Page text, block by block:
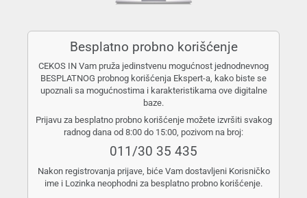
Besplatno probno korišćenje
CEKOS IN Vam pruža jedinstvenu mogućnost jednodnevnog
BESPLATNOG probnog korišćenja Ekspert-a, kako biste se
upoznali sa mogućnostima i karakteristikama ove digitalne
baze.
Prijavu za besplatno probno korišćenje možete izvršiti svakog
radnog dana od 8:00 do 15:00, pozivom na broj:
011/30 35 435
Nakon registrovanja prijave, biće Vam dostavljeni Korisničko
ime i Lozinka neophodni za besplatno probno korišćenje.